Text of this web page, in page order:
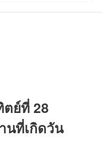
ตย์ที่ 28
นที่เกิดวัน